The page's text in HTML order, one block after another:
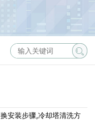
安装步骤,冷却塔清洗方